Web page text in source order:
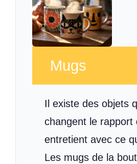
Mugs
Il existe des objets
changent le rapport
entretient avec ce
Les mugs de la